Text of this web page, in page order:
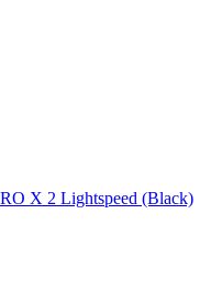
X 2 Lightspeed (Black)